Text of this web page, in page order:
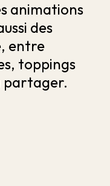
animations
des
entre
toppings
partager.